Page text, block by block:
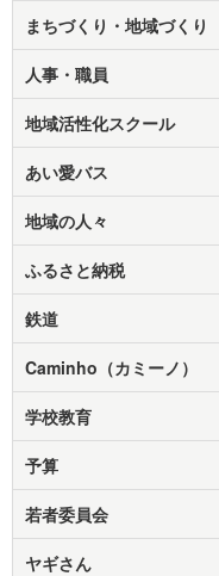
まちづくり・地域づくり
人事・職員
地域活性化スクール
あい愛バス
地域の人々
ふるさと納税
鉄道
Caminho（カミーノ）
学校教育
予算
若者委員会
ヤギさん